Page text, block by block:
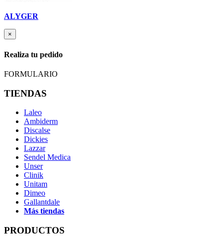
ALYGER
×
Realiza tu pedido
FORMULARIO
TIENDAS
Laleo
Ambiderm
Discalse
Dickies
Lazzar
Sendel Medica
Unser
Clinik
Unitam
Dimeo
Gallantdale
Más tiendas
PRODUCTOS